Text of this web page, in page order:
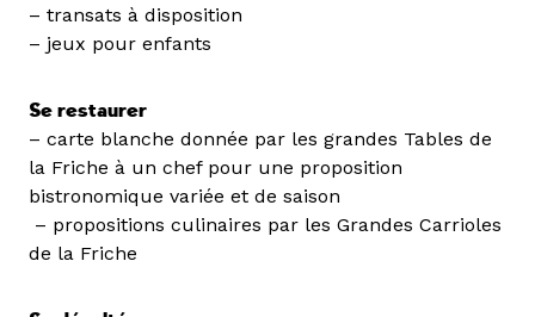
– transats à disposition
– jeux pour enfants
Se restaurer
– carte blanche donnée par les grandes Tables de
la Friche à un chef pour une proposition
bistronomique variée et de saison
– propositions culinaires par les Grandes Carrioles
de la Friche